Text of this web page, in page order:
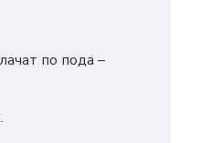
по пода –